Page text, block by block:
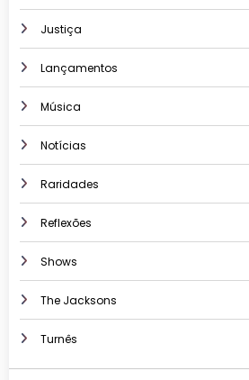
Justiça
Lançamentos
Música
Notícias
Raridades
Reflexões
Shows
The Jacksons
Turnês